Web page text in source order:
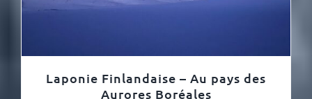
Laponie Finlandaise – Au pays des
Aurores Boréales